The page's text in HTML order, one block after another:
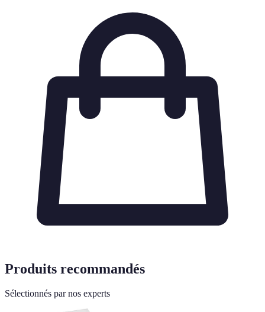
Produits recommandés
Sélectionnés par nos experts